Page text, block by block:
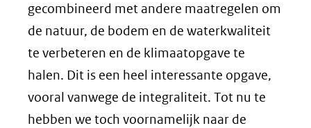
gecombineerd met andere maatregelen om
de natuur, de bodem en de waterkwaliteit
te verbeteren en de klimaatopgave te
halen. Dit is een heel interessante opgave,
vooral vanwege de integraliteit. Tot nu te
hebben we toch voornamelijk naar de